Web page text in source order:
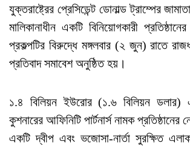
যুক্তরাষ্ট্রের প্রেসিডেন্ট ডোনাল্ড ট্রাম্পের
মালিকানাধীন একটি বিনিয়োগকারী
প্রকল্পটির বিরুদ্ধে মঙ্গলবার (২ জুন) রাতে
প্রতিবাদ সমাবেশ অনুষ্ঠিত হয়।
১.৪ বিলিয়ন ইউরোর (১.৬ বিলিয়ন ডলার)
কুশনারের আফিনিটি পার্টনার্স নামক
একটি দ্বীপ এবং ভজোসা-নার্তা সুরক্ষিত